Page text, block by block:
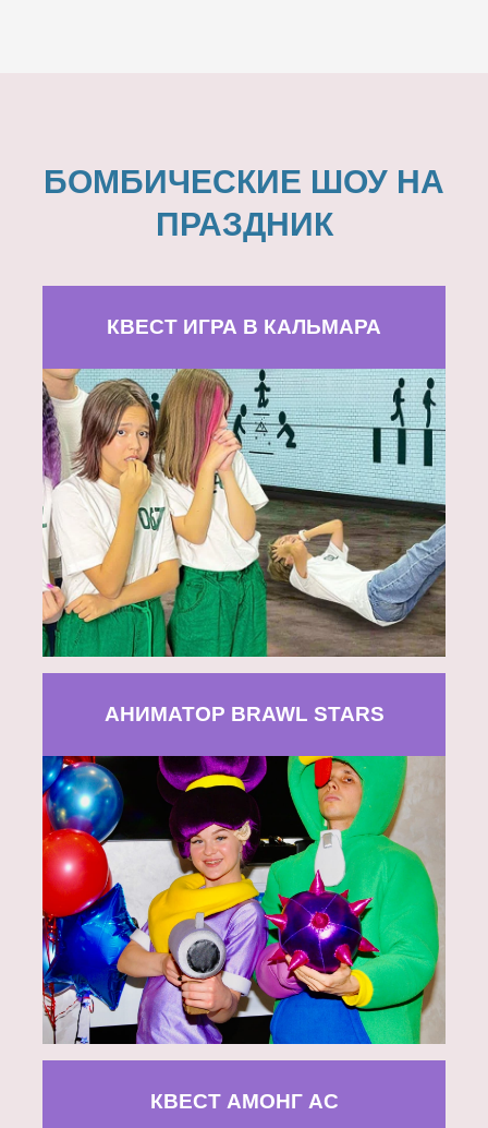
БОМБИЧЕСКИЕ ШОУ НА
ПРАЗДНИК
КВЕСТ ИГРА В КАЛЬМАРА
АНИМАТОР BRAWL STARS
КВЕСТ АМОНГ АС